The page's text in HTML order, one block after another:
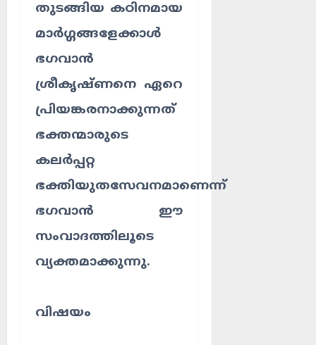
തുടങ്ങിയ കഠിനമായ
മാർഗ്ഗങ്ങളേക്കാൾ
ഭഗവാൻ
ശ്രീകൃഷ്ണനെ ഏറെ
പ്രിയങ്കരനാക്കുന്നത്
ഭക്തന്മാരുടെ
കലർപ്പറ്റ
ഭക്തിയുതസേവനമാണെന്ന്
ഭഗവാൻ ഈ
സംവാദത്തിലൂടെ
വ്യക്തമാക്കുന്നു.
വിഷയം